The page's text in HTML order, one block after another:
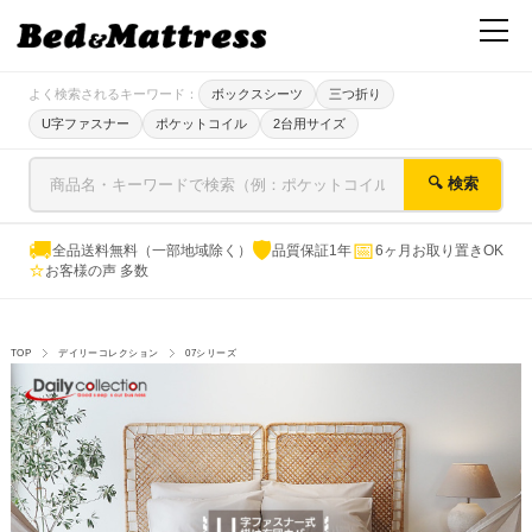
よく検索されるキーワード： ボックスシーツ 三つ折り
U字ファスナー ポケットコイル 2台用サイズ
🔍 検索
🚚全品送料無料（一部地域除く） 🛡品質保証1年📅6ヶ月お取り置きOK
⭐お客様の声 多数
TOP デイリーコレクション 07シリーズ